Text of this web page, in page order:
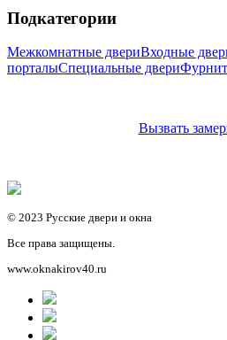
Подкатегории
Межкомнатные двериВходные
порталыСпециальные двери
Вызвать
© 2023 Русские двери и окна
Все права защищены.
www.oknakirov40.ru